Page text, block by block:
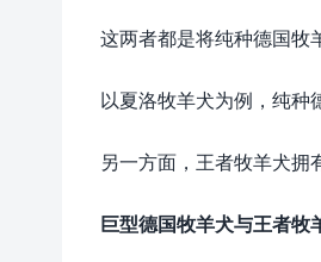
这两者都是将纯种德国牧
以夏洛牧羊犬为例，纯种
另一方面，王者牧羊犬拥
巨型德国牧羊犬与王者牧